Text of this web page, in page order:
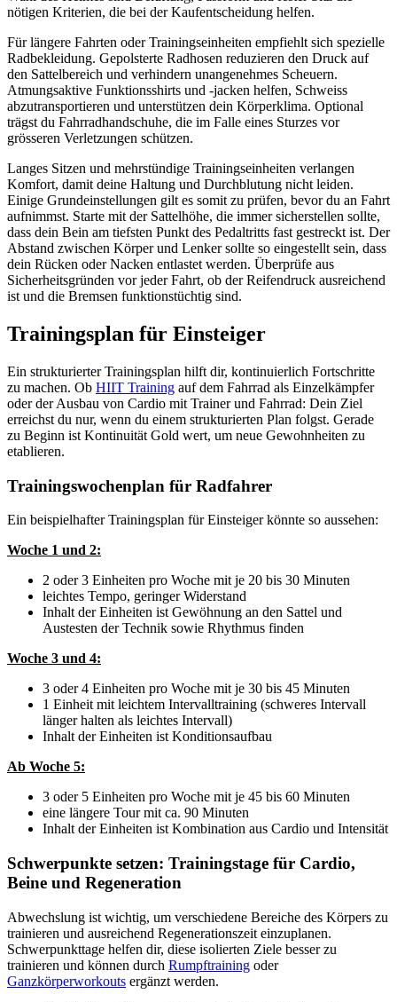
nötigen Kriterien, die bei der Kaufentscheidung helfen.
Für längere Fahrten oder Trainingseinheiten empfiehlt sich spezielle
Radbekleidung. Gepolsterte Radhosen reduzieren den Druck auf
den Sattelbereich und verhindern unangenehmes Scheuern.
Atmungsaktive Funktionsshirts und -jacken helfen, Schweiss
abzutransportieren und unterstützen dein Körperklima. Optional
trägst du Fahrradhandschuhe, die im Falle eines Sturzes vor
grösseren Verletzungen schützen.
Langes Sitzen und mehrstündige Trainingseinheiten verlangen
Komfort, damit deine Haltung und Durchblutung nicht leiden.
Einige Grundeinstellungen gilt es somit zu prüfen, bevor du an Fahrt
aufnimmst. Starte mit der Sattelhöhe, die immer sicherstellen sollte,
dass dein Bein am tiefsten Punkt des Pedaltritts fast gestreckt ist. Der
Abstand zwischen Körper und Lenker sollte so eingestellt sein, dass
dein Rücken oder Nacken entlastet werden. Überprüfe aus
Sicherheitsgründen vor jeder Fahrt, ob der Reifendruck ausreichend
ist und die Bremsen funktionstüchtig sind.
Trainingsplan für Einsteiger
Ein strukturierter Trainingsplan hilft dir, kontinuierlich Fortschritte
zu machen. Ob HIIT Training auf dem Fahrrad als Einzelkämpfer
oder der Ausbau von Cardio mit Trainer und Fahrrad: Dein Ziel
erreichst du nur, wenn du einem strukturierten Plan folgst. Gerade
zu Beginn ist Kontinuität Gold wert, um neue Gewohnheiten zu
etablieren.
Trainingswochenplan für Radfahrer
Ein beispielhafter Trainingsplan für Einsteiger könnte so aussehen:
Woche 1 und 2:
2 oder 3 Einheiten pro Woche mit je 20 bis 30 Minuten
leichtes Tempo, geringer Widerstand
Inhalt der Einheiten ist Gewöhnung an den Sattel und
Austesten der Technik sowie Rhythmus finden
Woche 3 und 4:
3 oder 4 Einheiten pro Woche mit je 30 bis 45 Minuten
1 Einheit mit leichtem Intervalltraining (schweres Intervall
länger halten als leichtes Intervall)
Inhalt der Einheiten ist Konditionsaufbau
Ab Woche 5:
3 oder 5 Einheiten pro Woche mit je 45 bis 60 Minuten
eine längere Tour mit ca. 90 Minuten
Inhalt der Einheiten ist Kombination aus Cardio und Intensität
Schwerpunkte setzen: Trainingstage für Cardio,
Beine und Regeneration
Abwechslung ist wichtig, um verschiedene Bereiche des Körpers zu
trainieren und ausreichend Regenerationszeit einzuplanen.
Schwerpunkttage helfen dir, diese isolierten Ziele besser zu
trainieren und können durch Rumpftraining
oder
Ganzkörperworkouts ergänzt werden.